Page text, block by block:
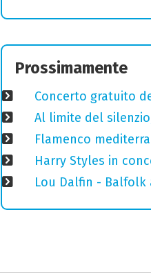
Prossimamente
Concerto gratuito
Al limite del
Flamenco
Harry Styles in
Lou Dalfin - Balfolk